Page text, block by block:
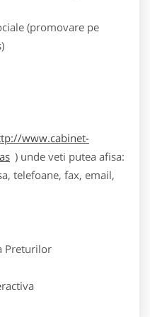
(promovare pe
www.cabinet-
) unde veti putea afisa:
telefoane, fax, email,
Preturilor